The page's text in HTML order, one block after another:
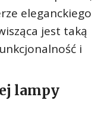
eleganckiego
jest taką
i
lampy